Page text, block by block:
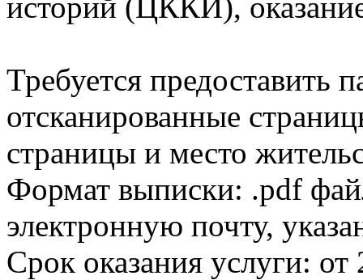
Требуется предоставить
отсканированные
страницы и место
Формат выписки: .pdf
электронную почту,
Срок оказания услуги: от